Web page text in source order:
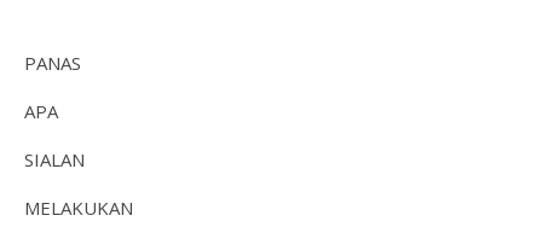
PANAS
APA
SIALAN
MELAKUKAN